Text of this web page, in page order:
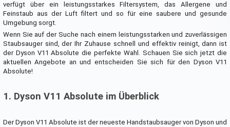
verfügt über ein leistungsstarkes Filtersystem, das Allergene und
Feinstaub aus der Luft filtert und so für eine saubere und gesunde
Umgebung sorgt.
Wenn Sie auf der Suche nach einem leistungsstarken und zuverlässigen
Staubsauger sind, der Ihr Zuhause schnell und effektiv reinigt, dann ist
der Dyson V11 Absolute die perfekte Wahl. Schauen Sie sich jetzt die
aktuellen Angebote an und entscheiden Sie sich für den Dyson V11
Absolute!
1. Dyson V11 Absolute im Überblick
Der Dyson V11 Absolute ist der neueste Handstaubsauger von Dyson und